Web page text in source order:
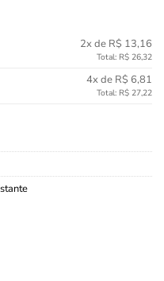
2x de R$ 13,16
Total: R$ 26,32
4x de R$ 6,81
Total: R$ 27,22